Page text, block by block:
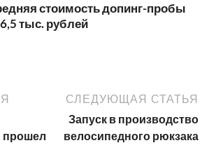
стоимость допинг-пробы
тыс. рублей
прошел
СЛЕДУЮЩАЯ СТАТЬЯ
Запуск в производство
велосипедного рюкзака